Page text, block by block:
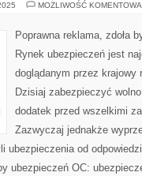
MOŻLIWOŚĆ
Poprawna reklama, zdoła
Rynek ubezpieczeń jest
doglądanym przez krajowy
Dzisiaj zabezpieczyć
dodatek przed wszelkimi
Zazwyczaj jednakże
ubezpieczenia od
ubezpieczeń OC: